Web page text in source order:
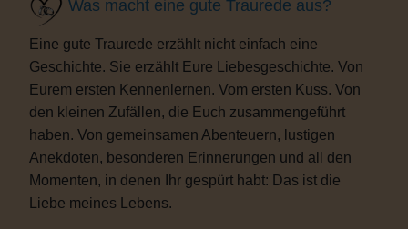
Was macht eine gute Traurede aus?
Eine gute Traurede erzählt nicht einfach eine
Geschichte. Sie erzählt Eure Liebesgeschichte. Von
Eurem ersten Kennenlernen. Vom ersten Kuss. Von
den kleinen Zufällen, die Euch zusammengeführt
haben. Von gemeinsamen Abenteuern, lustigen
Anekdoten, besonderen Erinnerungen und all den
Momenten, in denen Ihr gespürt habt: Das ist die
Liebe meines Lebens.